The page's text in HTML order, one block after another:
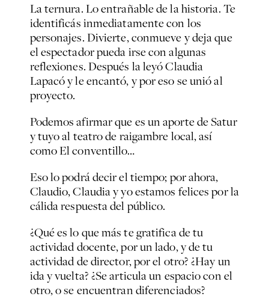
La ternura. Lo entrañable de la historia. Te
identificás inmediatamente con los
personajes. Divierte, conmueve y deja que
el espectador pueda irse con algunas
reflexiones. Después la leyó Claudia
Lapacó y le encantó, y por eso se unió al
proyecto.
Podemos afirmar que es un aporte de Satur
y tuyo al teatro de raigambre local, así
comoEl conventillo…
Eso lo podrá decir el tiempo; por ahora,
Claudio, Claudia y yo estamos felices por la
cálida respuesta del público.
¿Qué es lo que más te gratifica de tu
actividad docente, por un lado, y de tu
actividad de director, por el otro? ¿Hay un
ida y vuelta? ¿Se articula un espacio con el
otro, o se encuentran diferenciados?